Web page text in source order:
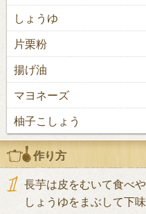
しょうゆ
片栗粉
揚げ油
マヨネーズ
柚子こしょう
作り方
長芋は皮をむいて食べ
しょうゆをまぶして下味